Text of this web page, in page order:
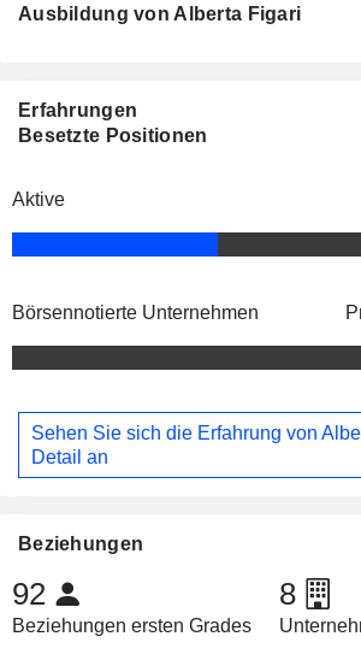
Ausbildung von Alberta Figari
Erfahrungen
Besetzte Positionen
Aktive
Börsennotierte Unternehmen
Sehen Sie sich die Erfahrung von
Detail an
Beziehungen
92
Beziehungen ersten Grades
8